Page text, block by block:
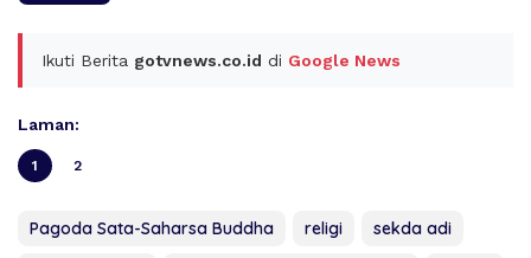
Ikuti Berita gotvnews.co.id di Google News
Laman:
1 2
Pagoda Sata-Saharsa Buddha religi
sekda adi